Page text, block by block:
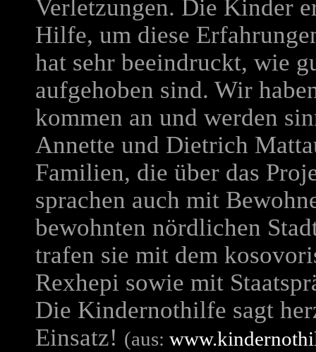
Verletzungen. Die Kinder
Hilfe, um diese
hat sehr beeindruckt, wie
aufgehoben sind. Wir
kommen an und werden
Annette und Dietrich
Familien, die über das
sprachen auch mit
bewohnten nördlichen
trafen sie mit dem
Rexhepi sowie mit
Die Kindernothilfe sagt
Einsatz! (aus: